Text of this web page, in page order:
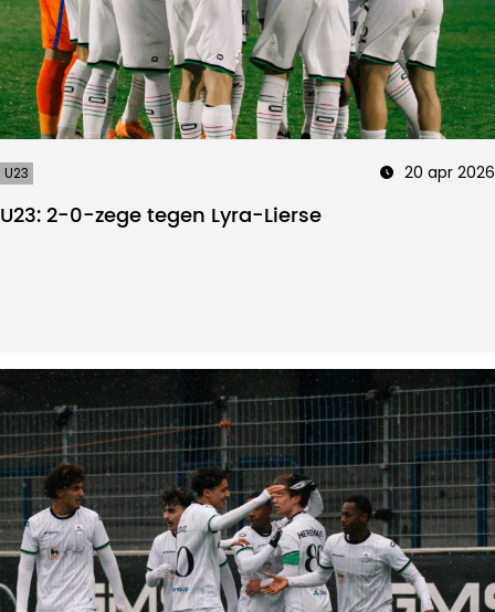
U23 20 apr 2026
U23: 2-0-zege tegen Lyra-Lierse